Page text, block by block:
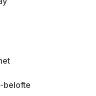
belofte